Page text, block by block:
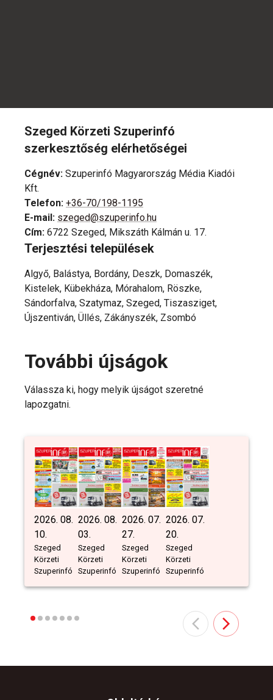
Szeged Körzeti Szuperinfó
szerkesztőség elérhetőségei
Cégnév: Szuperinfó Magyarország Média Kiadói
Kft.
Telefon: +36-70/198-1195
E-mail: szeged@szuperinfo.hu
Cím: 6722 Szeged, Mikszáth Kálmán u. 17.
Terjesztési települések
Algyő, Balástya, Bordány, Deszk, Domaszék,
Kistelek, Kübekháza, Mórahalom, Röszke,
Sándorfalva, Szatymaz, Szeged, Tiszasziget,
Újszentiván, Üllés, Zákányszék, Zsombó
További újságok
Válassza ki, hogy melyik újságot szeretné
lapozgatni.
2026. 08.
10.
Szeged
Körzeti
Szuperinfó
2026. 08.
03.
Szeged
Körzeti
Szuperinfó
2026. 07.
27.
Szeged
Körzeti
Szuperinfó
2026. 07.
20.
Szeged
Körzeti
Szuperinfó